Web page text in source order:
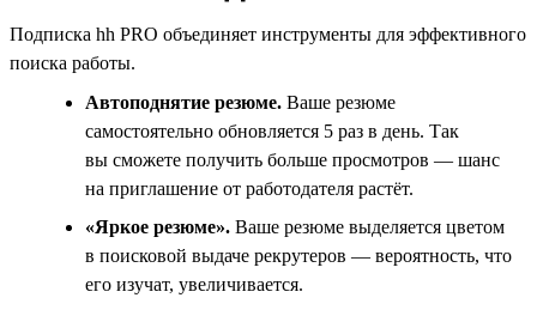
Подписка hh PRO объединяет инструменты для эффективного
поиска работы.
Автоподнятие резюме. Ваше резюме
самостоятельно обновляется 5 раз в день. Так
вы сможете получить больше просмотров — шанс
на приглашение от работодателя растёт.
«Яркое резюме». Ваше резюме выделяется цветом
в поисковой выдаче рекрутеров — вероятность, что
его изучат, увеличивается.